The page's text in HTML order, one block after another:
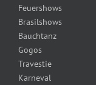
Feuershows
Brasilshows
Bauchtanz
Gogos
Travestie
Karneval